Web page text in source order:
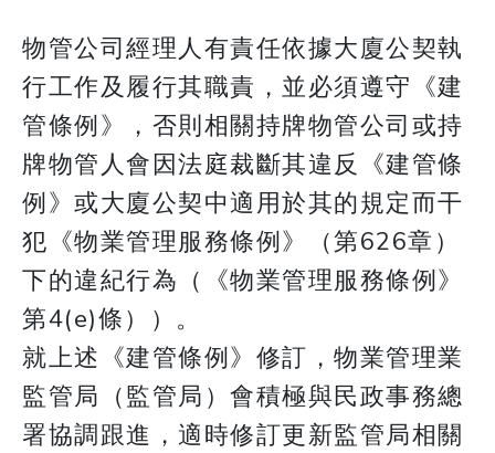
物管公司經理人有責任依據大廈公契執
行工作及履行其職責，並必須遵守《建
管條例》，否則相關持牌物管公司或持
牌物管人會因法庭裁斷其違反《建管條
例》或大廈公契中適用於其的規定而干
犯《物業管理服務條例》（第626章）
下的違紀行為（《物業管理服務條例》
第4(e)條））。
就上述《建管條例》修訂，物業管理業
監管局（監管局）會積極與民政事務總
署協調跟進，適時修訂更新監管局相關